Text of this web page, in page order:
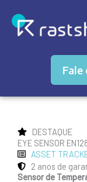
para
Fale
DESTAQUE
EYE SENSOR
ASSET
2 anos de
Sensor de